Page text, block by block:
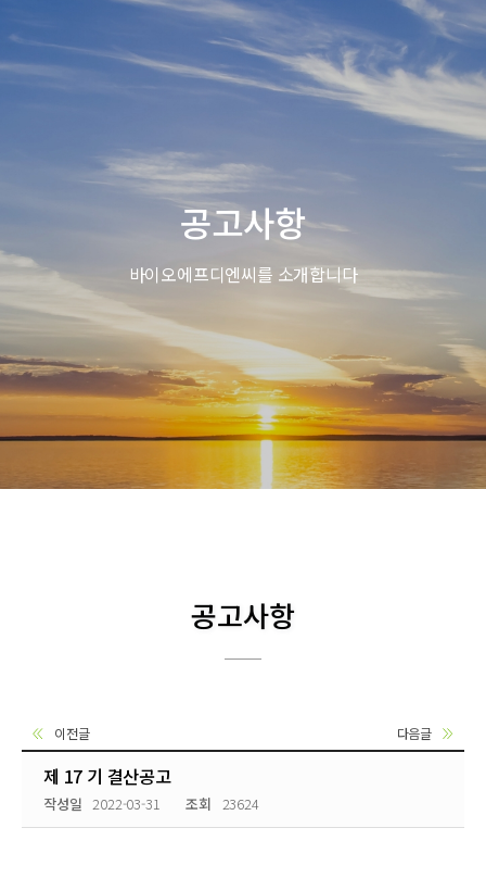
공고사항
바이오에프디엔씨를 소개합니다
공고사항
이전글 다음글
제 17 기 결산공고
작성일 2022-03-31 조회 23624